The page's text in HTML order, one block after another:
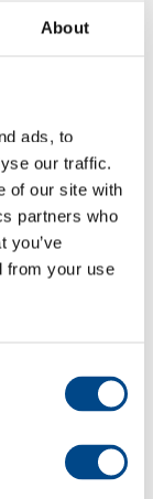
About
ads, to
our traffic.
of our site with
partners who
you’ve
from your use
2.0 °DEG
U/min3.000 U/min